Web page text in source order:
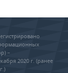
–
2020 г. (ранее